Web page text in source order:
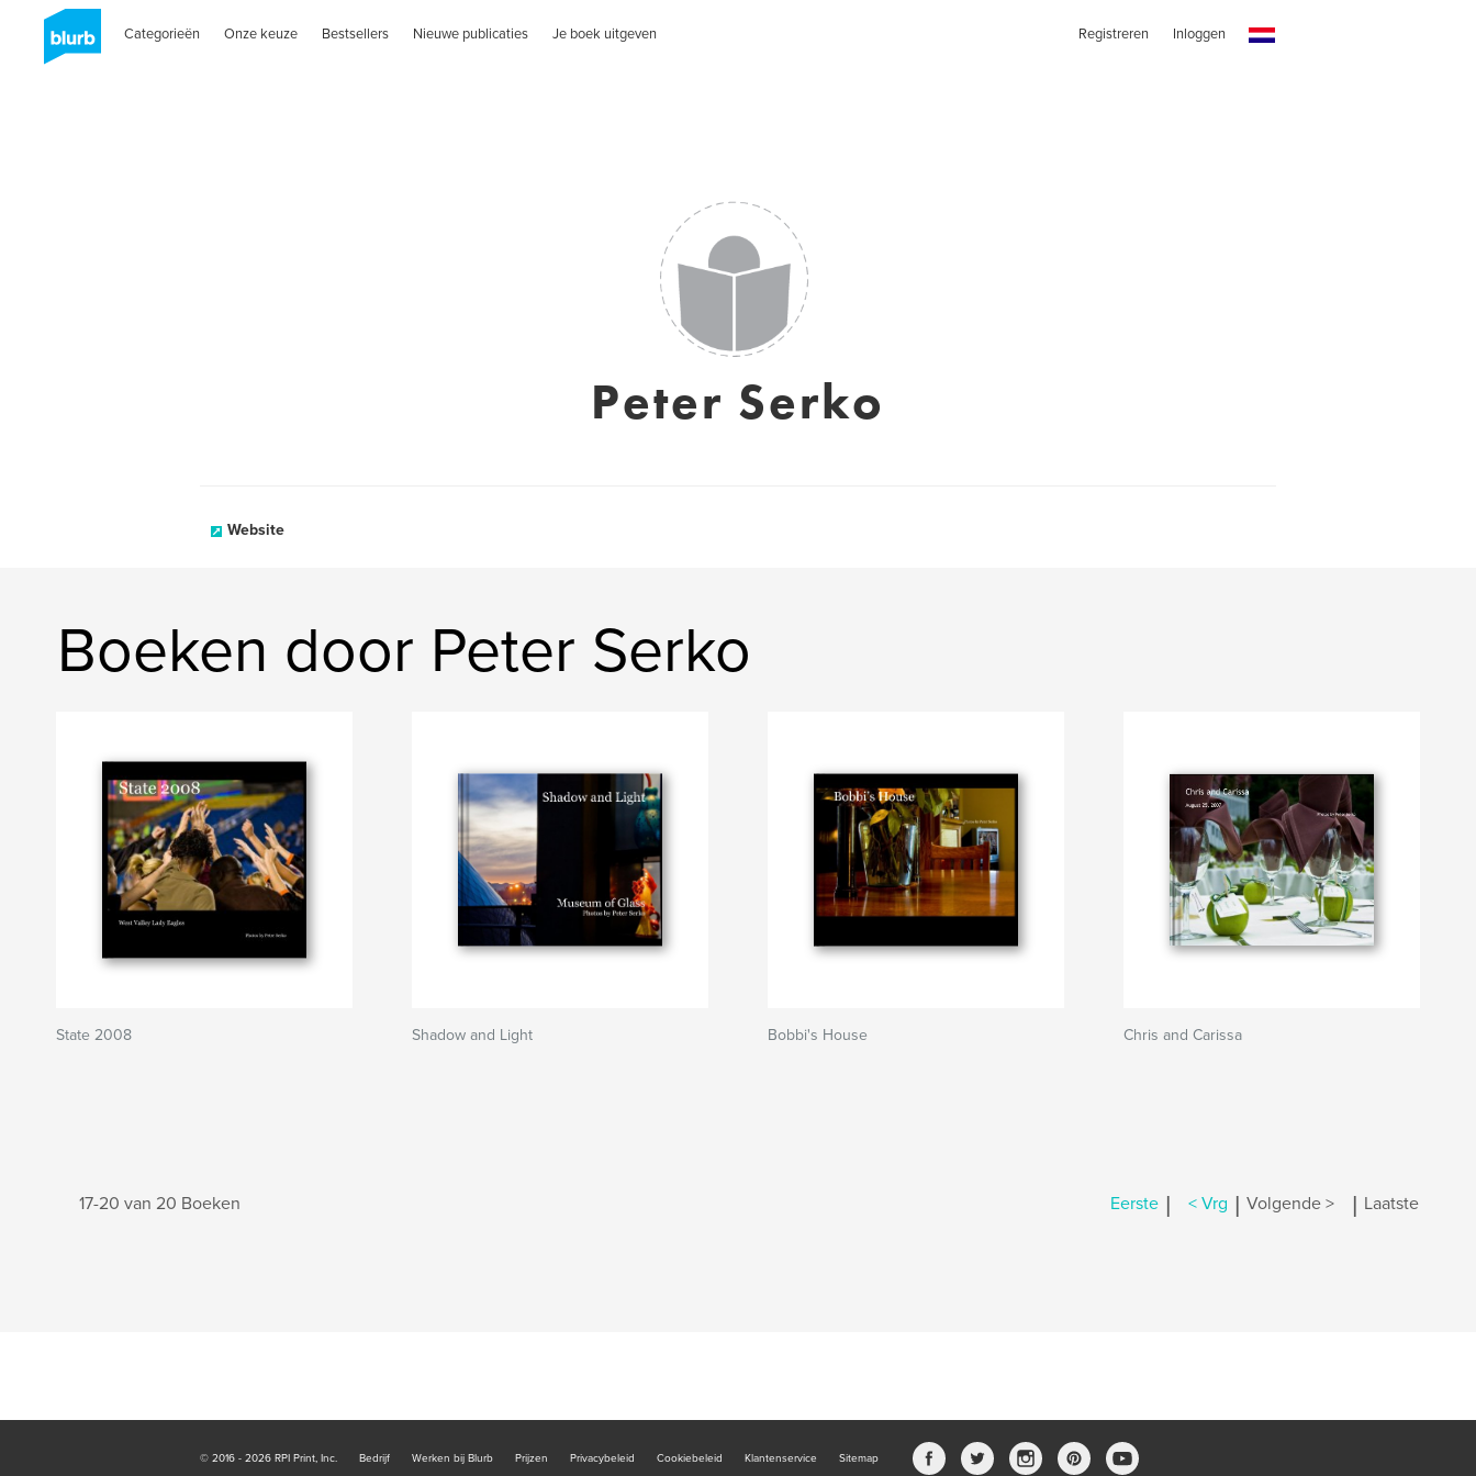
Categorieën Onze keuze Bestsellers Nieuwe publicaties Je boek uitgeven Registreren Inloggen
Peter Serko
Website
Boeken door Peter Serko
State 2008 Shadow and Light Bobbi's House Chris and Carissa
17-20 van 20 Boeken Eerste | < Vrg | Volgende > | Laatste
© 2016 - 2026 RPI Print, Inc. Bedrijf Werken bij Blurb Prijzen Privacybeleid Cookiebeleid Klantenservice Sitemap